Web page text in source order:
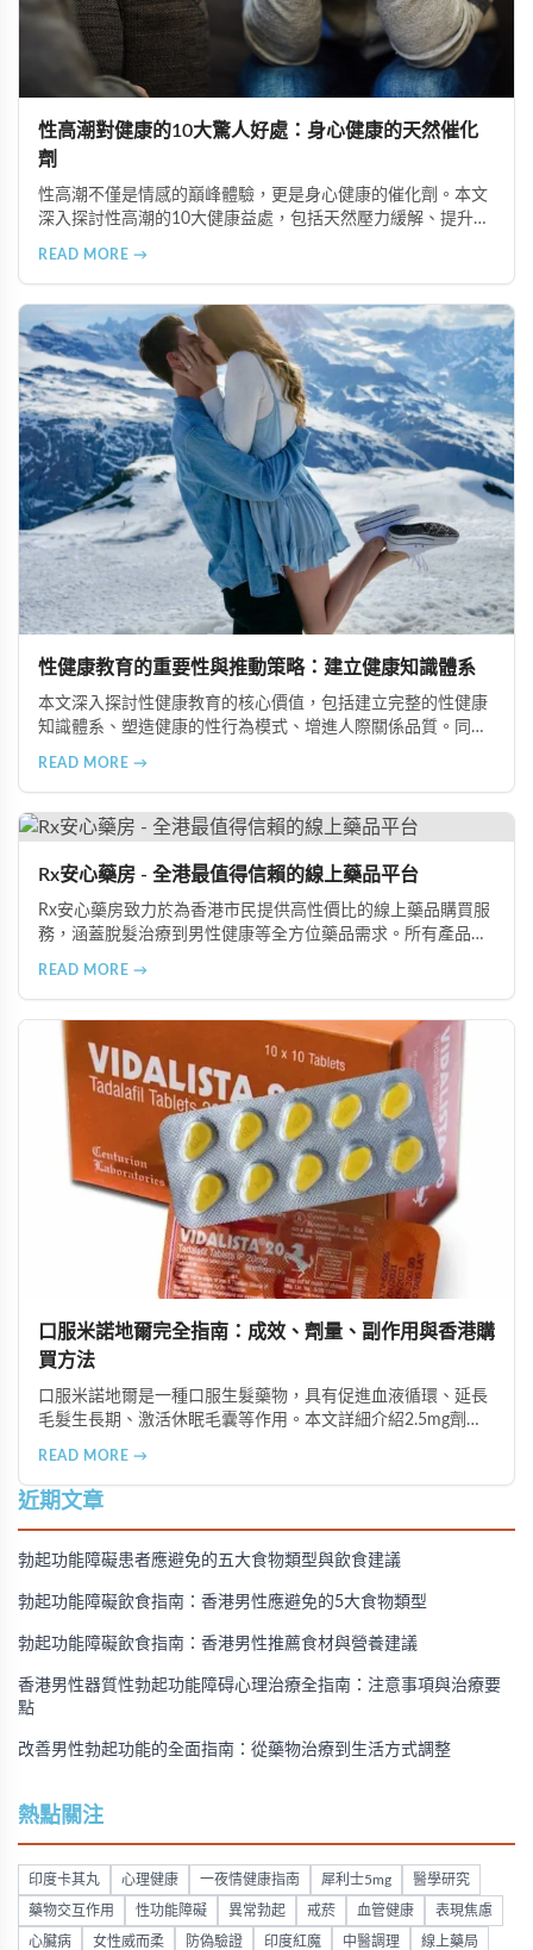
性高潮對健康的10大驚人好處：身心健康的天然催化
劑
性高潮不僅是情感的巔峰體驗，更是身心健康的催化劑。本文
深入探討性高潮的10大健康益處，包括天然壓力緩解、提升睡
情感連結。
READ MORE →
性健康教育的重要性與推動策略：建立健康知識體系
本文深入探討性健康教育的核心價值，包括建立完整的性健康
知識體系、塑造健康的性行為模式、增進人際關係品質。同時
READ MORE →
Rx安心藥房 - 全港最值得信賴的線上藥品平台
Rx安心藥房致力於為香港市民提供高性價比的線上藥品購買服
務，涵蓋脫髮治療到男性健康等全方位藥品需求。所有產品均
READ MORE →
口服米諾地爾完全指南：成效、劑量、副作用與香港購
買方法
口服米諾地爾是一種口服生髮藥物，具有促進血液循環、延長
毛髮生長期、激活休眠毛囊等作用。本文詳細介紹2.5mg劑量
購買方法，並提供真實用戶經驗分享。
READ MORE →
近期文章
勃起功能障礙患者應避免的五大食物類型與飲食建議
勃起功能障礙飲食指南：香港男性應避免的5大食物類型
勃起功能障礙飲食指南：香港男性推薦食材與營養建議
香港男性器質性勃起功能障碍心理治療全指南：注意事項與治療要
點
改善男性勃起功能的全面指南：從藥物治療到生活方式調整
熱點關注
印度卡其丸 心理健康 一夜情健康指南 犀利士5mg 醫學研究
藥物交互作用 性功能障礙 異常勃起 戒菸 血管健康 表現焦慮
心臟病 女性威而柔 防偽驗證 印度紅魔 中醫調理 線上藥局